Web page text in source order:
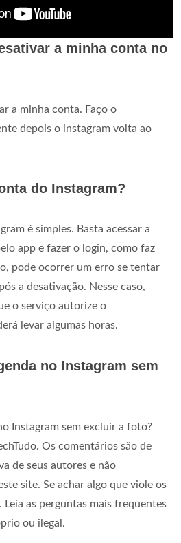
a minha conta no
a minha conta. Faço o
depois o instagram volta ao
do Instagram?
é simples. Basta acessar a
app e fazer o login, como faz
pode ocorrer um erro se tentar
a desativação. Nesse caso,
o serviço autorize o
levar algumas horas.
no Instagram sem
Instagram sem excluir a foto?
Os comentários são de
de seus autores e não
site. Se achar algo que viole os
as perguntas mais frequentes
ou ilegal.